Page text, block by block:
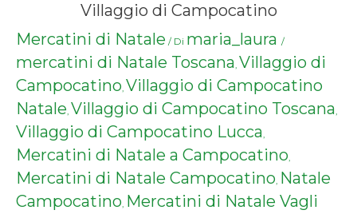
Villaggio di Campocatino
Mercatini di Natale / Di maria_laura /
mercatini di Natale Toscana, Villaggio di
Campocatino, Villaggio di Campocatino
Natale, Villaggio di Campocatino Toscana,
Villaggio di Campocatino Lucca,
Mercatini di Natale a Campocatino,
Mercatini di Natale Campocatino, Natale
Campocatino, Mercatini di Natale Vagli